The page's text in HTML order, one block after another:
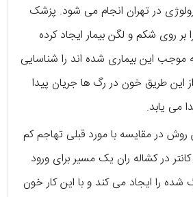
در تهران انجام می شود. پزشک
بر روی شکم و لگن بیمار ایجاد کرده
این بیماری شده اند را شناسایی
این طریق خون در رگ ها جریان پیدا
می یابد.
روش در مقایسه با مورد قبلی تهاجم کم
در کشاله ران یک مسیر برای ورود
را ایجاد می کند و با این کار خون